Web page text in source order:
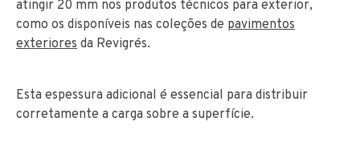
atingir 20 mm nos produtos técnicos para exterior,
como os disponíveis nas coleções de pavimentos
exteriores da Revigrés.
Esta espessura adicional é essencial para distribuir
corretamente a carga sobre a superfície.